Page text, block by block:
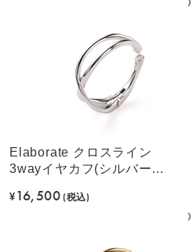
Elaborate クロスライン
3wayイヤカフ(シルバーカ
¥ 16,500(税込)